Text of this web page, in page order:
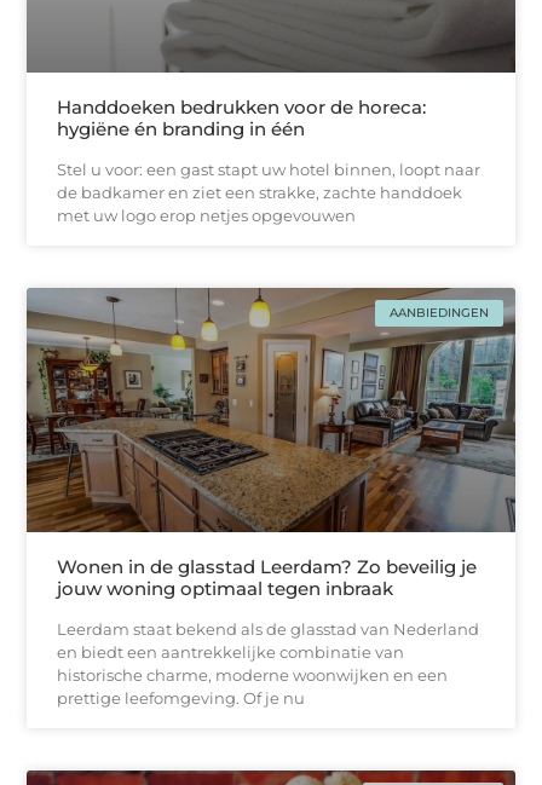
Handdoeken bedrukken voor de horeca:
hygiëne én branding in één
Stel u voor: een gast stapt uw hotel binnen, loopt naar
de badkamer en ziet een strakke, zachtе handdoek
met uw logo erop netjes opgevouwen
AANBIEDINGEN
Wonen in de glasstad Leerdam? Zo beveilig je
jouw woning optimaal tegen inbraak
Leerdam staat bekend als de glasstad van Nederland
en biedt een aantrekkelijke combinatie van
historische charme, moderne woonwijken en een
prettige leefomgeving. Of je nu